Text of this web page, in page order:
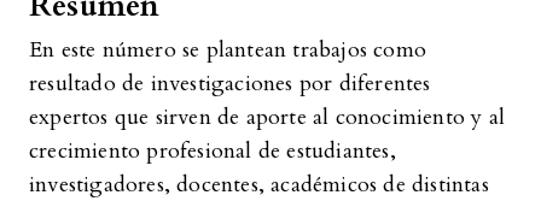
En este número se plantean trabajos como
resultado de investigaciones por diferentes
expertos que sirven de aporte al conocimiento y al
crecimiento profesional de estudiantes,
investigadores, docentes, académicos de distintas